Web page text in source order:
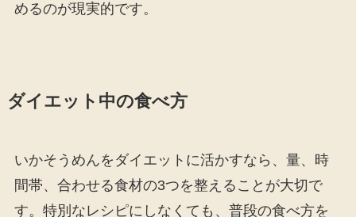
めるのが現実的です。
ダイエット中の食べ方
いかそうめんをダイエットに活かすなら、量、時
間帯、合わせる食材の3つを整えることが大切で
す。特別なレシピにしなくても、普段の食べ方を